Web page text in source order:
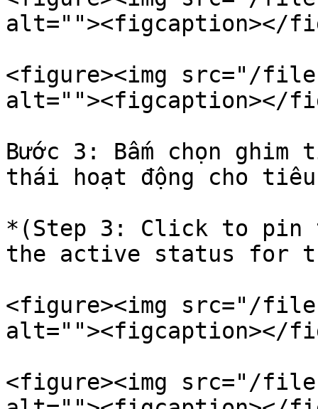
alt=""><figcaption></
<figure><img src="/
alt=""><figcaption></
Bước 3: Bấm chọn
thái hoạt động cho
*(Step 3: Click to
the active status for
<figure><img src="/
alt=""><figcaption></
<figure><img src="/files/